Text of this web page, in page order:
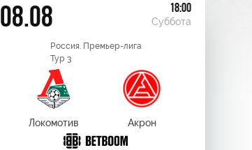
08.08 18:00
Суббота
Россия. Премьер-лига
Тур 3
Локомотив Акрон